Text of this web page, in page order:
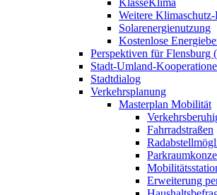
KlasseKlima
Weitere
Solarenergienutzung
Kostenlose
Perspektiven für Flensburg
Stadt-Umland-
Stadtdialog
Verkehrsplanung
Masterplan Mobilität
Fahrradstraßen
Erweiterung